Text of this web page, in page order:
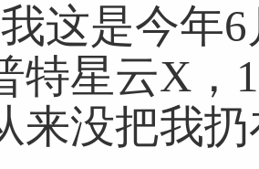
是今年6
特星云X，
来没把我